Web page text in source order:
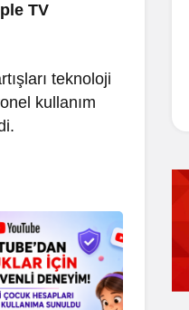
TV
teknoloji
kullanım